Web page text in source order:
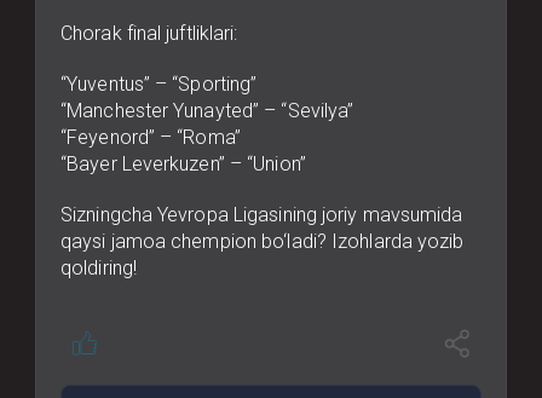
Chorak final juftliklari:
“Yuventus” – “Sporting”
“Manchester Yunayted” – “Sevilya”
“Feyenord” – “Roma”
“Bayer Leverkuzen” – “Union”
Sizningcha Yevropa Ligasining joriy mavsumida
qaysi jamoa chempion bo‘ladi? Izohlarda yozib
qoldiring!